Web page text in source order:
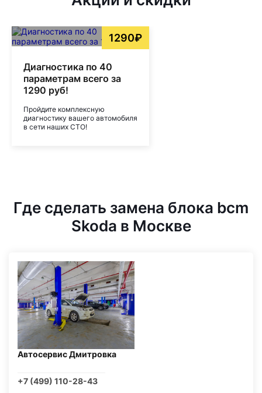
1290₽
Диагностика по 40
параметрам всего за
1290 руб!
Пройдите комплексную
диагностику вашего автомобиля
в сети наших СТО!
Где сделать замена блока bcm
Skoda в Москве
Автосервис Дмитровка
+7 (499) 110-28-43